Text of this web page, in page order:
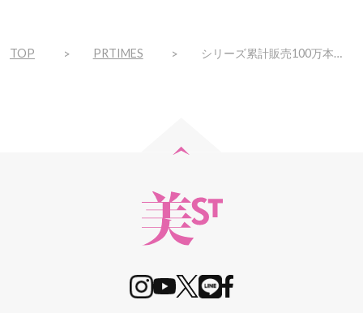
TOP PRTIMES シリーズ累計販売100万本突破のヘアケアブランド【Promille】COSME Week TOKYOに初出展